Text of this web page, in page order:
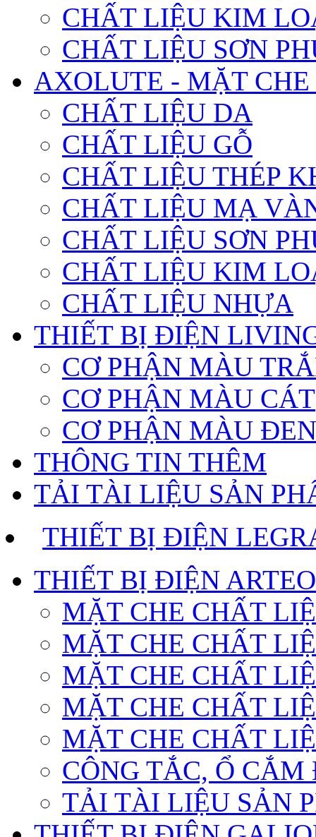
CHẤT LIỆU KIM
CHẤT LIỆU SƠN
AXOLUTE - MẶT
CHẤT LIỆU DA
CHẤT LIỆU GỖ
CHẤT LIỆU THÉP
CHẤT LIỆU MẠ
CHẤT LIỆU SƠN
CHẤT LIỆU KIM
CHẤT LIỆU NHỰA
THIẾT BỊ ĐIỆN
CƠ PHẬN MÀU
CƠ PHẬN MÀU CÁT
CƠ PHẬN MÀU ĐEN
THÔNG TIN THÊM
TẢI TÀI LIỆU SẢN
THIẾT BỊ ĐIỆN
THIẾT BỊ ĐIỆN
MẶT CHE CHẤT
MẶT CHE CHẤT
MẶT CHE CHẤT
MẶT CHE CHẤT
MẶT CHE CHẤT
CÔNG TẮC, Ổ
TẢI TÀI LIỆU SẢN